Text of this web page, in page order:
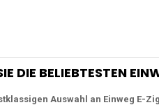
DIE BELIEBTESTEN
Auswahl an Einweg E-